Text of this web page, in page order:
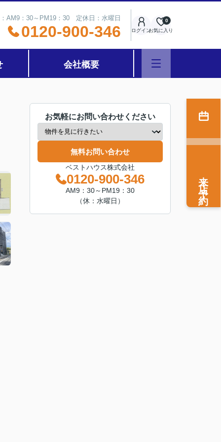
AM9：30～PM19：30 定休日：水曜日
0120-900-346 ログインお気に入り
0
会社概要
お気軽にお問い合わせください
無料お問い合わせ
ベストハウス株式会社
0120-900-346
AM9：30～PM19：30
（休：水曜日）
来店予約